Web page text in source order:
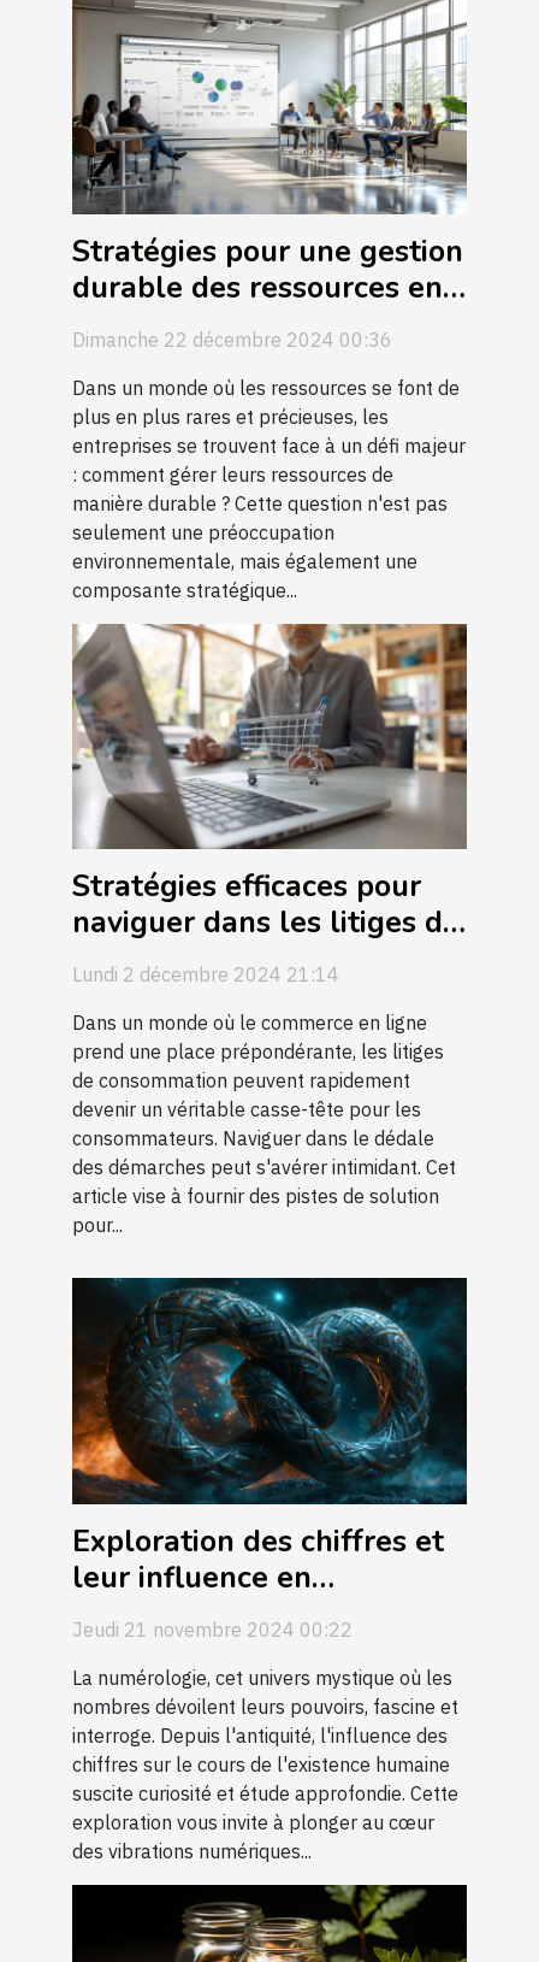
Stratégies pour une gestion
durable des ressources en
entreprise
Dimanche 22 décembre 2024 00:36
Dans un monde où les ressources se font de
plus en plus rares et précieuses, les
entreprises se trouvent face à un défi majeur
: comment gérer leurs ressources de
manière durable ? Cette question n'est pas
seulement une préoccupation
environnementale, mais également une
composante stratégique...
Stratégies efficaces pour
naviguer dans les litiges de
consommation en ligne
Lundi 2 décembre 2024 21:14
Dans un monde où le commerce en ligne
prend une place prépondérante, les litiges
de consommation peuvent rapidement
devenir un véritable casse-tête pour les
consommateurs. Naviguer dans le dédale
des démarches peut s'avérer intimidant. Cet
article vise à fournir des pistes de solution
pour...
Exploration des chiffres et
leur influence en
numérologie
Jeudi 21 novembre 2024 00:22
La numérologie, cet univers mystique où les
nombres dévoilent leurs pouvoirs, fascine et
interroge. Depuis l'antiquité, l'influence des
chiffres sur le cours de l'existence humaine
suscite curiosité et étude approfondie. Cette
exploration vous invite à plonger au cœur
des vibrations numériques...